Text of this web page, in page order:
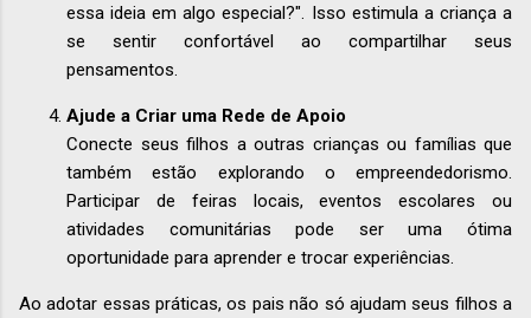
essa ideia em algo especial?". Isso estimula a criança a
se sentir confortável ao compartilhar seus
pensamentos.
Ajude a Criar uma Rede de Apoio
Conecte seus filhos a outras crianças ou famílias que
também estão explorando o empreendedorismo.
Participar de feiras locais, eventos escolares ou
atividades comunitárias pode ser uma ótima
oportunidade para aprender e trocar experiências.
Ao adotar essas práticas, os pais não só ajudam seus filhos a